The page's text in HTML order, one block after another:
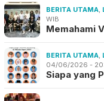
BERITA UTAMA,
WIB
Memahami
BERITA UTAMA,
04/06/2026 -
Siapa yang